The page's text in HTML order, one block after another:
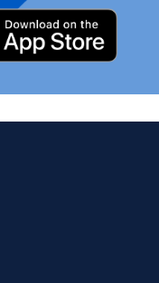
They will
scan or enter
of eSIM